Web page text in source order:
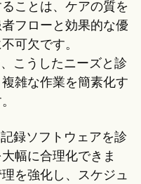
ことは、ケアの質を
フローと効果的な優
可欠です。
こうしたニーズと診
雑な作業を簡素化す
録ソフトウェアを診
幅に合理化できま
を強化し、スケジュ